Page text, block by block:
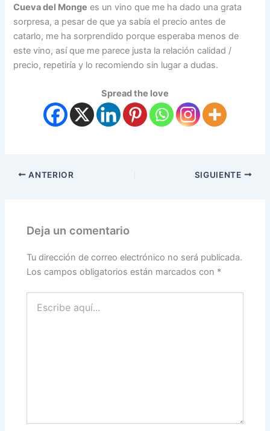
Cueva del Monge es un vino que me ha dado una grata
sorpresa, a pesar de que ya sabía el precio antes de
catarlo, me ha sorprendido porque esperaba menos de
este vino, así que me parece justa la relación calidad /
precio, repetiría y lo recomiendo sin lugar a dudas.
Spread the love
ANTERIOR SIGUIENTE
Deja un comentario
Tu dirección de correo electrónico no será publicada.
Los campos obligatorios están marcados con *
aquí...